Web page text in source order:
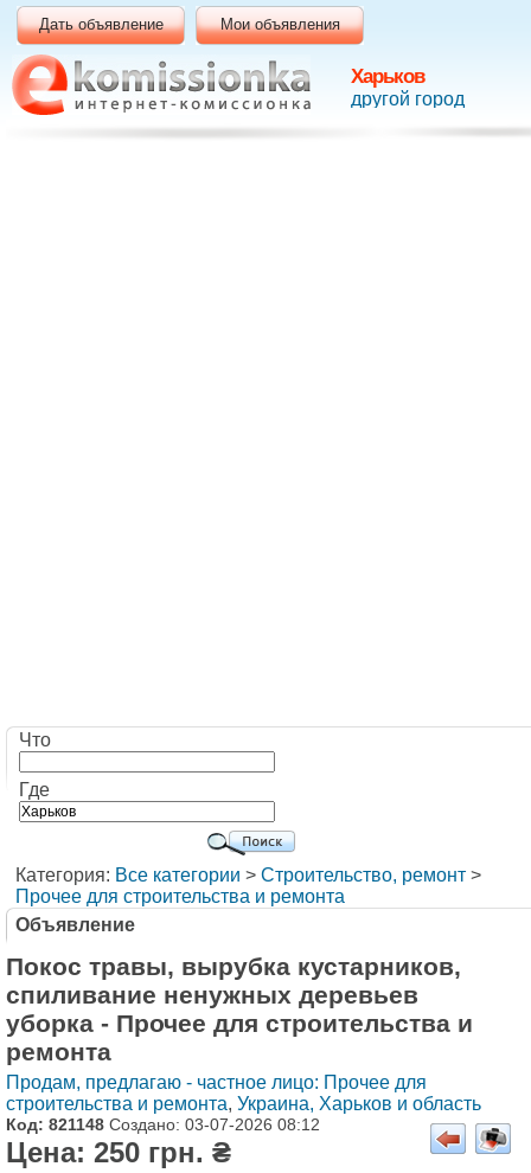
Харьков
другой город
Дать объявление Мои объявления
Что
Где
Категория: Все категории > Строительство, ремонт >
Прочее для строительства и ремонта
Объявление
Покос травы, вырубка кустарников,
спиливание ненужных деревьев
уборка - Прочее для строительства и
ремонта
Продам, предлагаю - частное лицо: Прочее для
строительства и ремонта, Украина, Харьков и область
Код: 821148 Создано: 03-07-2026 08:12
Цена: 250 грн. ₴